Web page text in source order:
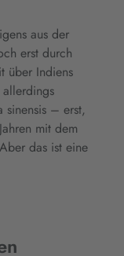
aus der
erst durch
über Indiens
sinensis – erst,
mit dem
das ist eine